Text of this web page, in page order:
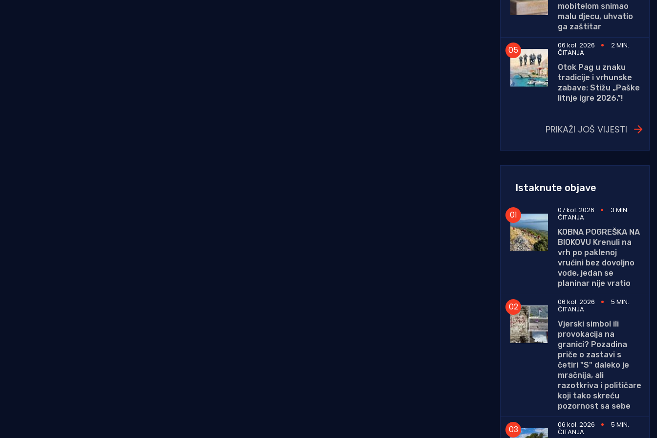
mobitelom snimao
malu djecu, uhvatio
ga zaštitar
06 kol. 2026
2 MIN.
ČITANJA
Otok Pag u znaku
tradicije i vrhunske
zabave: Stižu „Paške
litnje igre 2026.”!
PRIKAŽI JOŠ VIJESTI
Istaknute objave
07 kol. 2026 3 MIN.
ČITANJA
KOBNA POGREŠKA NA
BIOKOVU Krenuli na
vrh po paklenoj
vrućini bez dovoljno
vode, jedan se
planinar nije vratio
06 kol. 2026
5 MIN.
ČITANJA
Vjerski simbol ili
provokacija na
granici? Pozadina
priče o zastavi s
četiri "S" daleko je
mračnija, ali
razotkriva i političare
koji tako skreću
pozornost sa sebe
06 kol. 2026
5 MIN.
ČITANJA